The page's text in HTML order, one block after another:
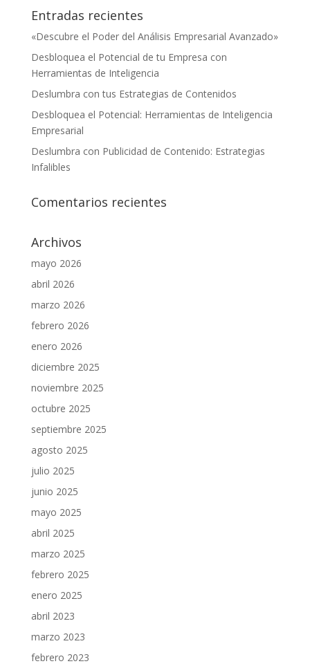
Entradas recientes
«Descubre el Poder del Análisis Empresarial Avanzado»
Desbloquea el Potencial de tu Empresa con
Herramientas de Inteligencia
Deslumbra con tus Estrategias de Contenidos
Desbloquea el Potencial: Herramientas de Inteligencia
Empresarial
Deslumbra con Publicidad de Contenido: Estrategias
Infalibles
Comentarios recientes
Archivos
mayo 2026
abril 2026
marzo 2026
febrero 2026
enero 2026
diciembre 2025
noviembre 2025
octubre 2025
septiembre 2025
agosto 2025
julio 2025
junio 2025
mayo 2025
abril 2025
marzo 2025
febrero 2025
enero 2025
abril 2023
marzo 2023
febrero 2023